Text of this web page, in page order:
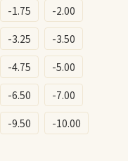
-1.75
-2.00
-3.25
-3.50
-4.75
-5.00
-6.50
-7.00
-9.50 -10.00